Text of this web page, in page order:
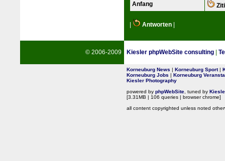
Anfang
Antworten
© 2006-2009 Kiesler phpWebSite consulting
Korneuburg News | Korneuburg Sport|
Korneuburg Jobs | Korneuburg
Kiesler Photography
powered by phpWebSite , tuned by
[3.31MB | 106 queries | browser chrome]
all content copyrighted unless noted